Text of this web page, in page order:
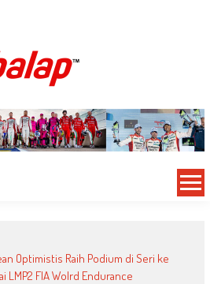
| Informasi Balap
ASIA LMP2 F1 dll
Optimistis Raih Podium di Seri ke
LMP2 FIA Wolrd Endurance